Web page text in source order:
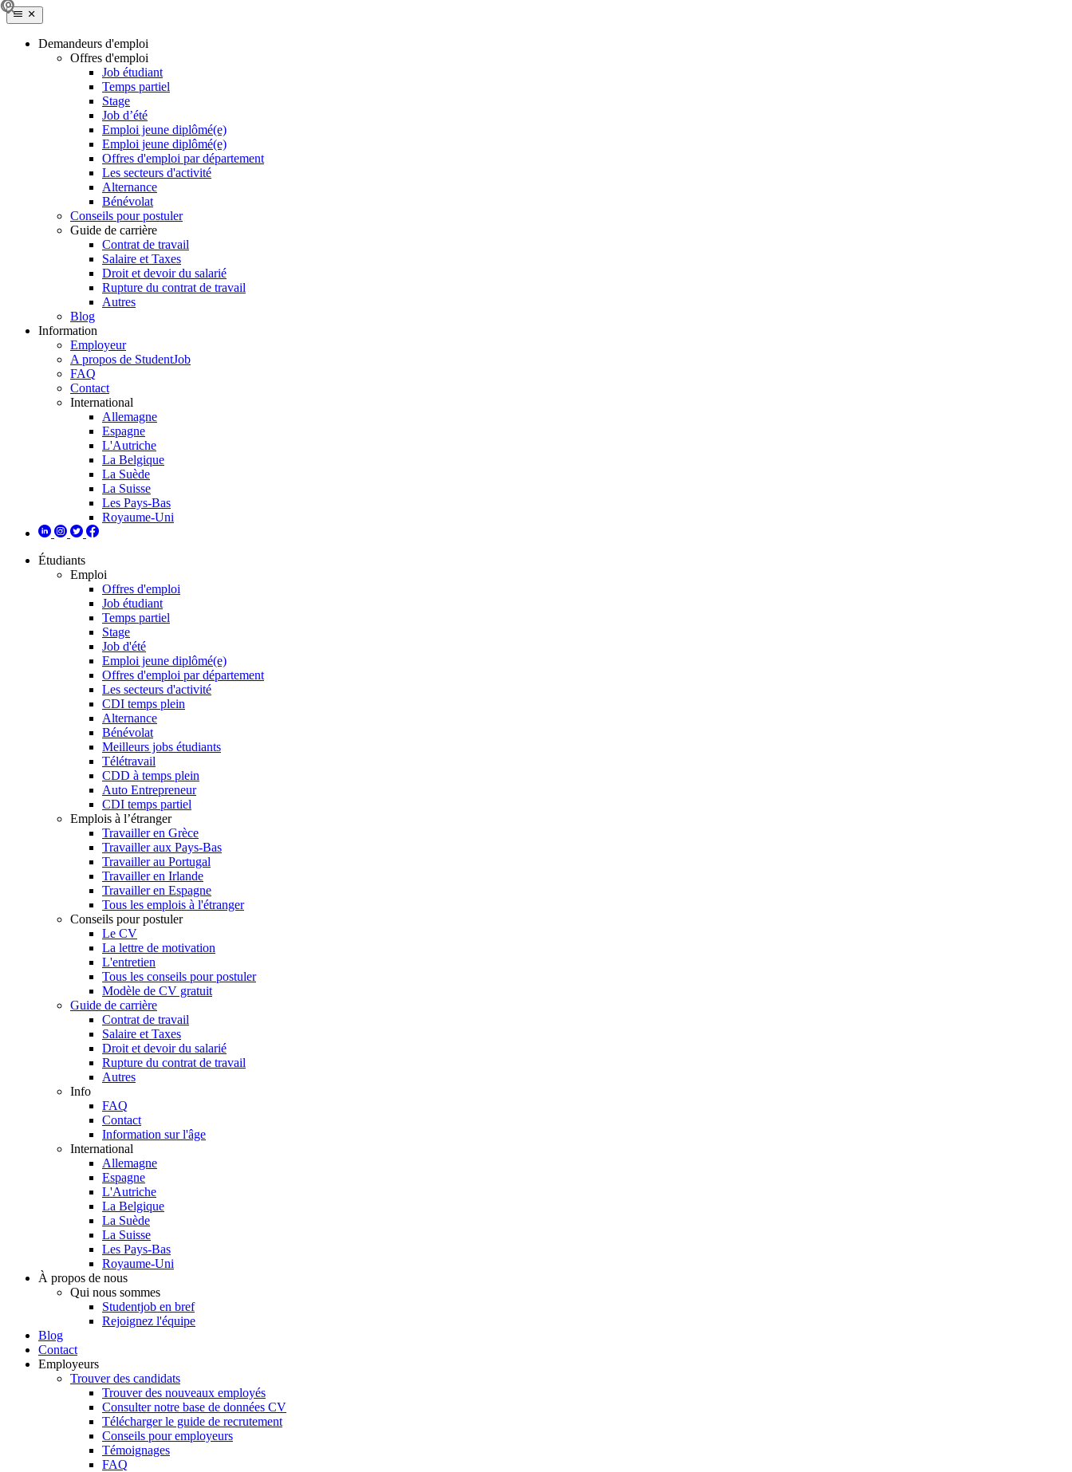
Demandeurs d'emploi
Offres d'emploi
Job étudiant
Temps partiel
Stage
Job d’été
Emploi jeune diplômé(e)
Emploi jeune diplômé(e)
Offres d'emploi par département
Les secteurs d'activité
Alternance
Bénévolat
Conseils pour postuler
Guide de carrière
Contrat de travail
Salaire et Taxes
Droit et devoir du salarié
Rupture du contrat de travail
Autres
Blog
Information
Employeur
A propos de StudentJob
FAQ
Contact
International
Allemagne
Espagne
L'Autriche
La Belgique
La Suède
La Suisse
Les Pays-Bas
Royaume-Uni
Étudiants
Emploi
Offres d'emploi
Job étudiant
Temps partiel
Stage
Job d'été
Emploi jeune diplômé(e)
Offres d'emploi par département
Les secteurs d'activité
CDI temps plein
Alternance
Bénévolat
Meilleurs jobs étudiants
Télétravail
CDD à temps plein
Auto Entrepreneur
CDI temps partiel
Emplois à l’étranger
Travailler en Grèce
Travailler aux Pays-Bas
Travailler au Portugal
Travailler en Irlande
Travailler en Espagne
Tous les emplois à l'étranger
Conseils pour postuler
Le CV
La lettre de motivation
L'entretien
Tous les conseils pour postuler
Modèle de CV gratuit
Guide de carrière
Contrat de travail
Salaire et Taxes
Droit et devoir du salarié
Rupture du contrat de travail
Autres
Info
FAQ
Contact
Information sur l'âge
International
Allemagne
Espagne
L'Autriche
La Belgique
La Suède
La Suisse
Les Pays-Bas
Royaume-Uni
À propos de nous
Qui nous sommes
Studentjob en bref
Rejoignez l'équipe
Blog
Contact
Employeurs
Trouver des candidats
Trouver des nouveaux employés
Consulter notre base de données CV
Télécharger le guide de recrutement
Conseils pour employeurs
Témoignages
FAQ